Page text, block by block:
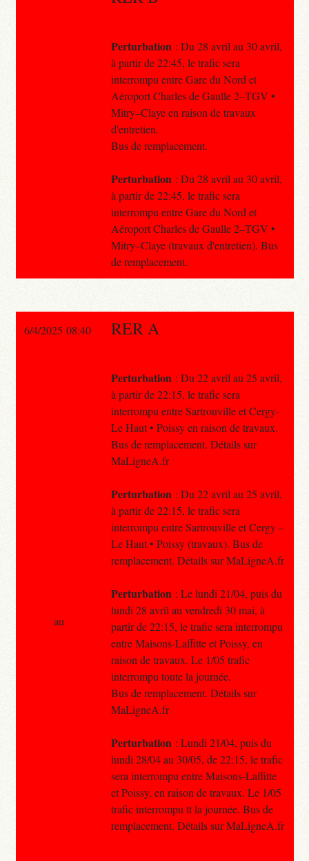
Perturbation : Du 28 avril au 30 avril,
à partir de 22:45, le trafic sera
interrompu entre Gare du Nord et
Aéroport Charles de Gaulle 2–TGV •
Mitry–Claye en raison de travaux
d'entretien.
Bus de remplacement.
Perturbation : Du 28 avril au 30 avril,
à partir de 22:45, le trafic sera
interrompu entre Gare du Nord et
Aéroport Charles de Gaulle 2–TGV •
Mitry–Claye (travaux d'entretien). Bus
de remplacement.
6/4/2025 08:40 RER A
Perturbation : Du 22 avril au 25 avril,
à partir de 22:15, le trafic sera
interrompu entre Sartrouville et Cergy-
Le Haut • Poissy en raison de travaux.
Bus de remplacement. Détails sur
MaLigneA.fr
Perturbation : Du 22 avril au 25 avril,
à partir de 22:15, le trafic sera
interrompu entre Sartrouville et Cergy –
Le Haut • Poissy (travaux). Bus de
remplacement. Détails sur MaLigneA.fr
Perturbation : Le lundi 21/04, puis du
lundi 28 avril au vendredi 30 mai, à
partir de 22:15, le trafic sera interrompu
entre Maisons-Laffitte et Poissy, en
raison de travaux. Le 1/05 trafic
interrompu toute la journée.
Bus de remplacement. Détails sur
MaLigneA.fr
Perturbation : Lundi 21/04, puis du
lundi 28/04 au 30/05, de 22:15, le trafic
sera interrompu entre Maisons-Laffitte
et Poissy, en raison de travaux. Le 1/05
trafic interrompu tt la journée. Bus de
remplacement. Détails sur MaLigneA.fr
au